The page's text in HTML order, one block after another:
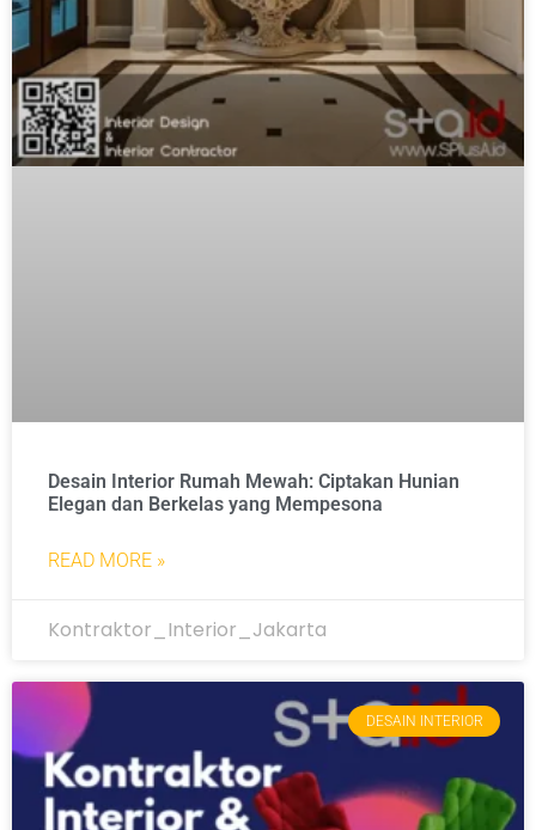
Desain Interior Rumah Mewah: Ciptakan Hunian
Elegan dan Berkelas yang Mempesona
READ MORE »
Kontraktor_Interior_Jakarta
DESAIN INTERIOR